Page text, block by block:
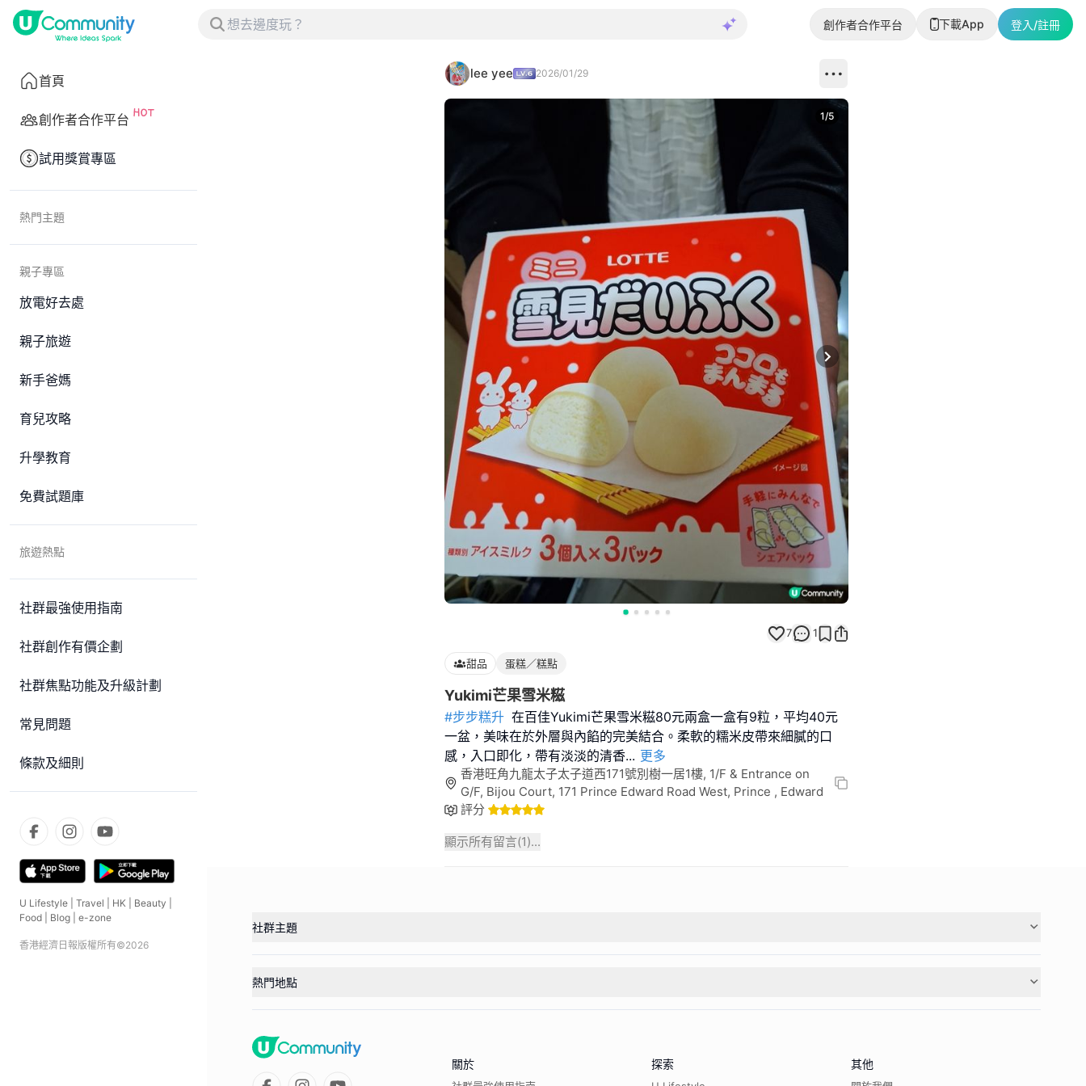
創作者合作平台 下載App 登入/註冊
首頁
創作者合作平台
試用獎賞專區
熱門主題
親子專區
放電好去處
親子旅遊
新手爸媽
育兒攻略
升學教育
免費試題庫
旅遊熱點
社群最強使用指南
社群創作有價企劃
社群焦點功能及升級計劃
常見問題
條款及細則
U Lifestyle Travel HK Beauty
Food
Blog e-zone
香港經濟日報版權所有©2026
lee yee 2026/01/29
Next slide
1/5
7 1
甜品 蛋糕／糕點
Yukimi芒果雪米糍
#步步糕升 在百佳Yukimi芒果雪米糍80元兩盒一盒有9粒，平均40元
一盆，美味在於外層與內餡的完美結合。柔軟的糯米皮帶來細膩的口
感，入口即化，帶有淡淡的清香... 更多
香港旺角九龍太子太子道西171號別樹一居1樓, 1/F & Entrance on
G/F, Bijou Court, 171 Prince Edward Road West, Prince , Edward
評分
顯示所有留言(1)...
社群主題
熱門地點
關於 探索 其他